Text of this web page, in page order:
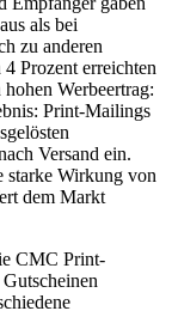
als bei
zu anderen
Prozent erreichten
Werbeertrag:
Print-Mailings
Versand ein.
starke Wirkung von
dem Markt
CMC Print-